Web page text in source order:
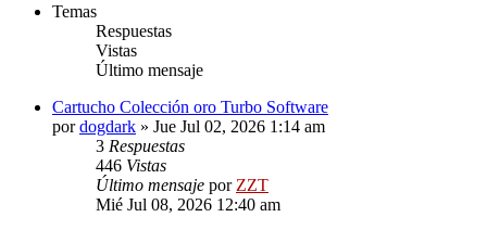
Temas
Respuestas
Vistas
Último mensaje
Cartucho Colección oro Turbo Software
pordogdark » Jue Jul 02, 2026 1:14 am
3 Respuestas
446 Vistas
Último mensaje por ZZT
Mié Jul 08, 2026 12:40 am